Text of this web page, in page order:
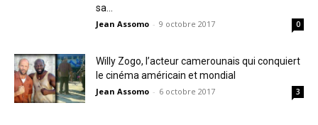
sa...
Jean Assomo - 9 octobre 2017 0
Willy Zogo, l’acteur camerounais qui conquiert
le cinéma américain et mondial
Jean Assomo - 6 octobre 2017 3